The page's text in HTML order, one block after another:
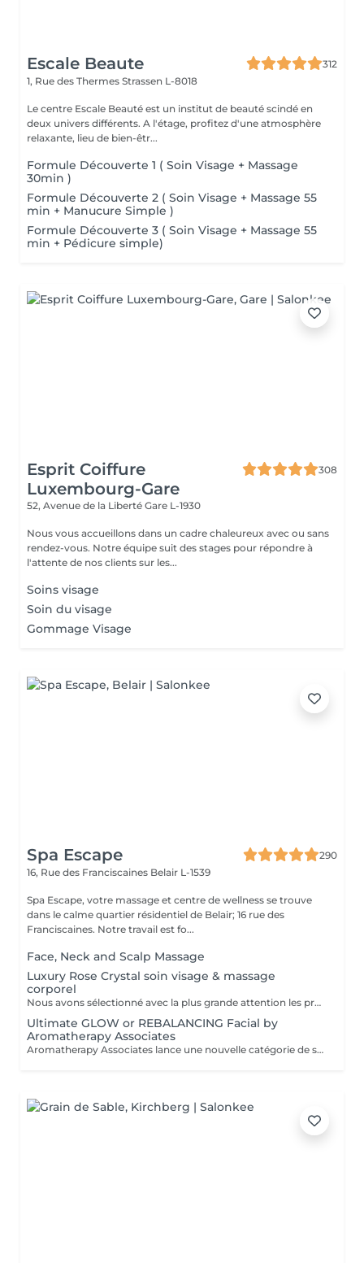
Escale Beaute
312
1, Rue des Thermes Strassen L-8018
Le centre Escale Beauté est un institut de beauté scindé en
deux univers différents. A l'étage, profitez d'une atmosphère
relaxante, lieu de bien-êtr...
Formule Découverte 1 ( Soin Visage + Massage
30min )
Formule Découverte 2 ( Soin Visage + Massage 55
min + Manucure Simple )
Formule Découverte 3 ( Soin Visage + Massage 55
min + Pédicure simple)
Esprit Coiffure
Luxembourg-Gare
308
52, Avenue de la Liberté Gare L-1930
Nous vous accueillons dans un cadre chaleureux avec ou sans
rendez-vous. Notre équipe suit des stages pour répondre à
l'attente de nos clients sur les...
Soins visage
Soin du visage
Gommage Visage
Spa Escape
290
16, Rue des Franciscaines Belair L-1539
Spa Escape, votre massage et centre de wellness se trouve
dans le calme quartier résidentiel de Belair; 16 rue des
Franciscaines. Notre travail est fo...
Face, Neck and Scalp Massage
Luxury Rose Crystal soin visage & massage
corporel
Nous avons sélectionné avec la plus grande attention les produits lauréats Organic Pharmacy, pour faire de votre rituel spa un moment luxueux et unique. Ces soins pour la peau et bien-être du corps portent cette expérience à un tout autre niveau. Des ingrédients entièrement biologiques sont utilisés pour étancher la soif d'hydratation, de purification et de nutrition de votre peau. Pendant ce moment de détente et de sérénité, laissez-vous choyer par un massage facial par drainage lymphatique aux cristaux de rose, et retrouvez un visage plus sculpté et un teint rosé et éclatant. Le massage corporel qui accompagne ce soin en fait une expérience zen totale.
Ultimate GLOW or REBALANCING Facial by
Aromatherapy Associates
Aromatherapy Associates lance une nouvelle catégorie de soins pour la peau qui répond de manière unique aux besoins de l'esprit et de la peau. La formule contient un complexe spécial d'huiles essentielles, de plantes actives et de technologie Skin Stress Relief. S'appuyant sur près de 40 ans d'expertise en matière de spa et d'aromathérapie et bien connue pour ses produits optimisés et axés sur les résultats, cette expérience est conçue pour soutenir les défenses naturelles de la peau et combattre le stress d'un mode de vie trépidant. Idéal pour les personnes à la peau sèche ou sensible.